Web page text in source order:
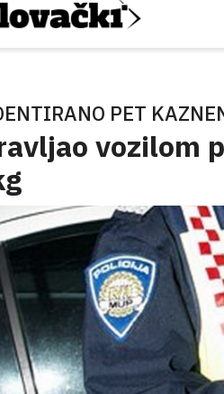
PET
vozilom